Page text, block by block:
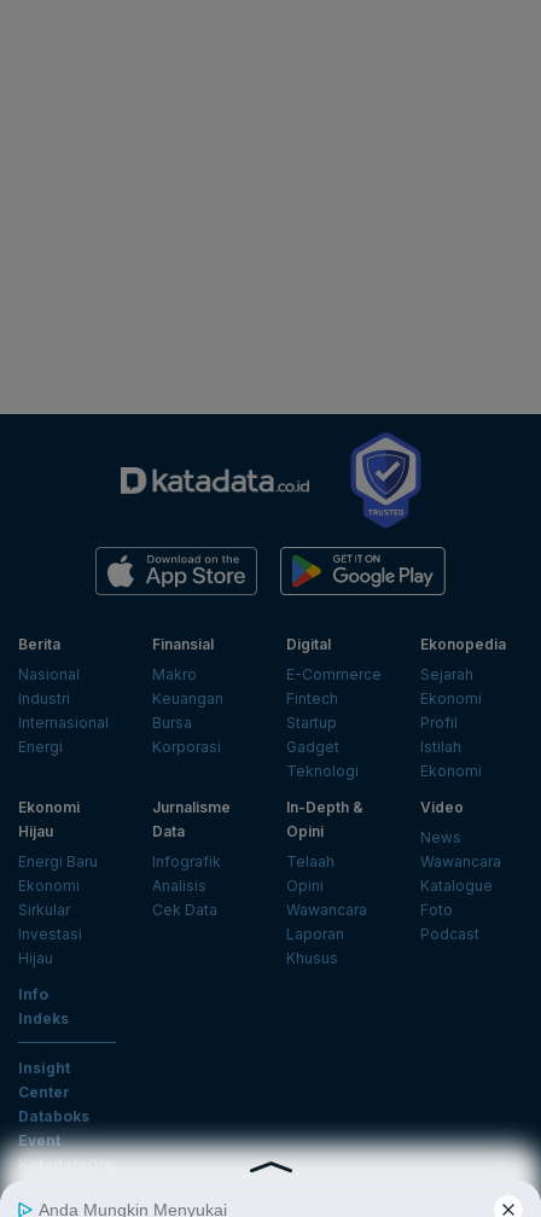
Berita
Nasional
Industri
Internasional
Energi
Finansial
Makro
Keuangan
Bursa
Korporasi
Digital
E-Commerce
Fintech
Startup
Gadget
Teknologi
Ekonopedia
Sejarah
Ekonomi
Profil
Istilah
Ekonomi
Ekonomi
Hijau
Energi Baru
Ekonomi
Sirkular
Investasi
Hijau
Jurnalisme
Data
Infografik
Analisis
Cek Data
In-Depth &
Opini
Telaah
Opini
Wawancara
Laporan
Khusus
Video
News
Wawancara
Katalogue
Foto
Podcast
Info
Indeks
Insight
Center
Databoks
Event
KatadataOto